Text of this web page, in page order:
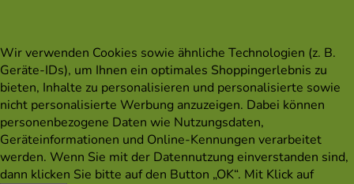
Wir verwenden Cookies sowie ähnliche Technologien (z. B.
Geräte-IDs), um Ihnen ein optimales Shoppingerlebnis zu
bieten, Inhalte zu personalisieren und personalisierte sowie
nicht personalisierte Werbung anzuzeigen. Dabei können
personenbezogene Daten wie Nutzungsdaten,
Geräteinformationen und Online-Kennungen verarbeitet
werden. Wenn Sie mit der Datennutzung einverstanden sind,
dann klicken Sie bitte auf den Button „OK“. Mit Klick auf